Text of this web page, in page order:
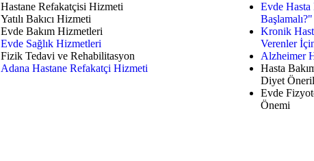
Hastane Refakatçisi Hizmeti
Yatılı Bakıcı Hizmeti
Evde Bakım Hizmetleri
Evde Sağlık Hizmetleri
Fizik Tedavi ve Rehabilitasyon
Adana Hastane Refakatçi Hizmeti
Evde Hasta
Başlamalı?"
Kronik
Verenler
Alzheimer
Hasta
Diyet
Evde
Önemi